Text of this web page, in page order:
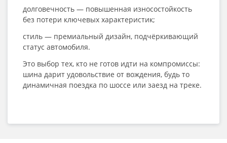
долговечность — повышенная износостойкость
без потери ключевых характеристик;
стиль — премиальный дизайн, подчёркивающий
статус автомобиля.
Это выбор тех, кто не готов идти на компромиссы:
шина дарит удовольствие от вождения, будь то
динамичная поездка по шоссе или заезд на треке.